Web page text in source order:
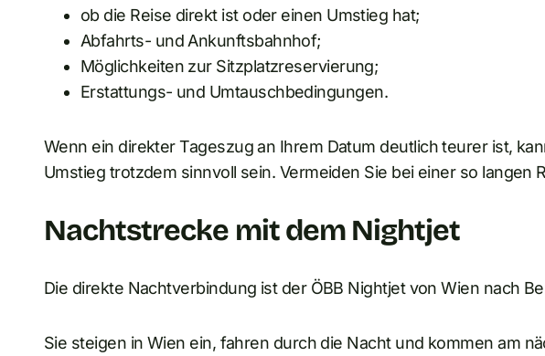
ob die Reise direkt ist oder einen Umstieg hat;
Abfahrts- und Ankunftsbahnhof;
Möglichkeiten zur Sitzplatzreservierung;
Erstattungs- und Umtauschbedingungen.
Wenn ein direkter Tageszug an Ihrem Datum deutlich teurer ist,
Umstieg trotzdem sinnvoll sein. Vermeiden Sie bei einer so langen
Nachtstrecke mit dem Nightjet
Die direkte Nachtverbindung ist der ÖBB Nightjet von Wien nach
Sie steigen in Wien ein, fahren durch die Nacht und kommen am